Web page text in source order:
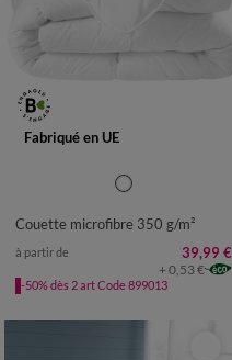
Fabriqué en UE
Couette microfibre 350 g/m²
à partir de 39,99 €
+ 0,53 €
-50% dès 2 art Code 899013